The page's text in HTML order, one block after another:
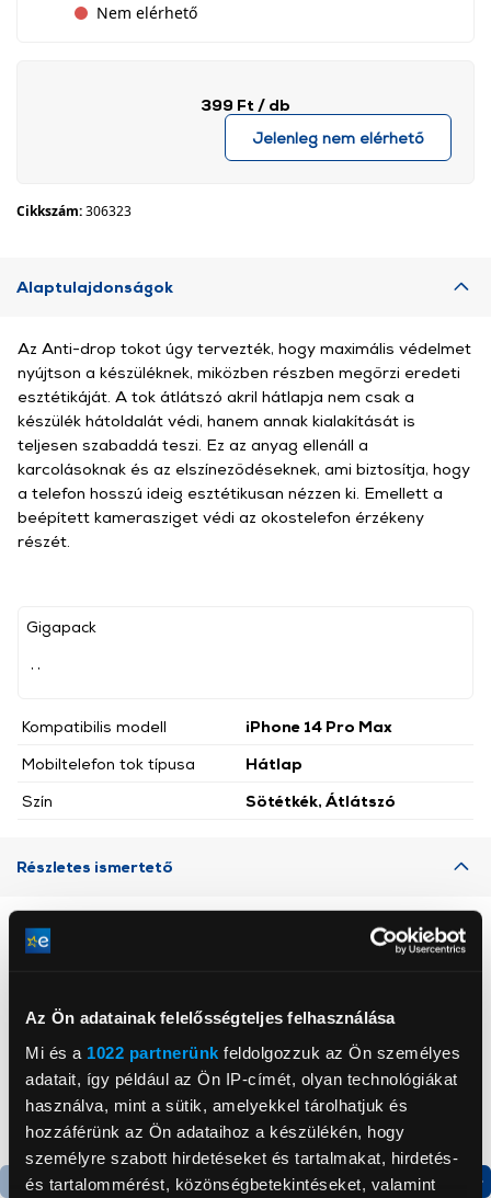
Az Ön adatainak felelősségteljes felhasználása
Mi és a 1022 partnerünk feldolgozzuk az Ön személyes
adatait, így például az Ön IP-címét, olyan technológiákat
használva, mint a sütik, amelyekkel tárolhatjuk és
hozzáférünk az Ön adataihoz a készülékén, hogy
személyre szabott hirdetéseket és tartalmakat, hirdetés-
és tartalommérést, közönségbetekintéseket, valamint
Nem elérhető
399 Ft / db
Jelenleg nem elérhető
Cikkszám:306323
Alaptulajdonságok
Gigapack
Kompatibilis modell
iPhone 14 Pro Max
Mobiltelefon tok típusa
Hátlap
Szín
Sötétkék, Átlátszó
Az Anti-drop tokot úgy tervezték, hogy maximális védelmet
nyújtson a készüléknek, miközben részben megőrzi eredeti
esztétikáját. A tok átlátszó akril hátlapja nem csak a
készülék hátoldalát védi, hanem annak kialakítását is
teljesen szabaddá teszi. Ez az anyag ellenáll a
karcolásoknak és az elszíneződéseknek, ami biztosítja, hogy
a telefon hosszú ideig esztétikusan nézzen ki. Emellett a
beépített kamerasziget védi az okostelefon érzékeny
részét.
Részletes ismertető